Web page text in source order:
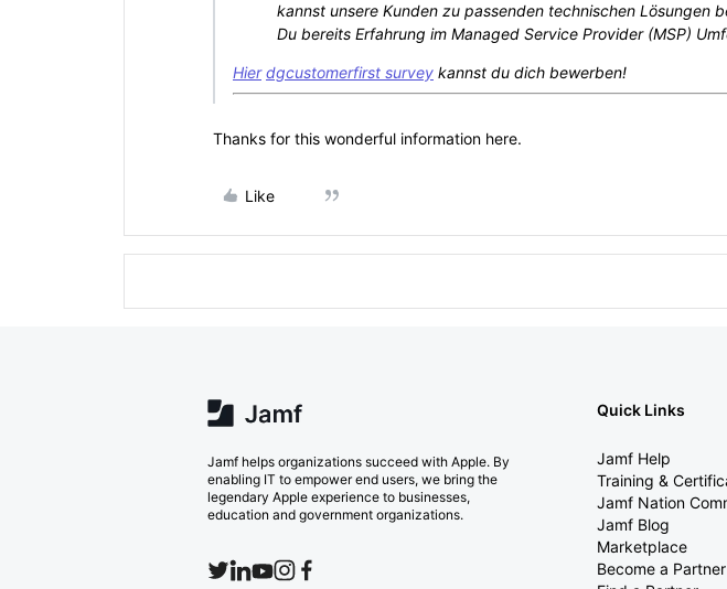
kannst unsere Kunden zu passenden technischen Lösungen
Du bereits Erfahrung im Managed Service Provider (MSP)
Hier dgcustomerfirst survey kannst du dich bewerben!
Thanks for this wonderful information here.
Like
Jamf helps organizations succeed with Apple. By
enabling IT to empower end users, we bring the
legendary Apple experience to businesses,
education and government organizations.
Quick Links
Jamf Help
Training &
Jamf Nation
Jamf Blog
Marketplace
Become a Partner